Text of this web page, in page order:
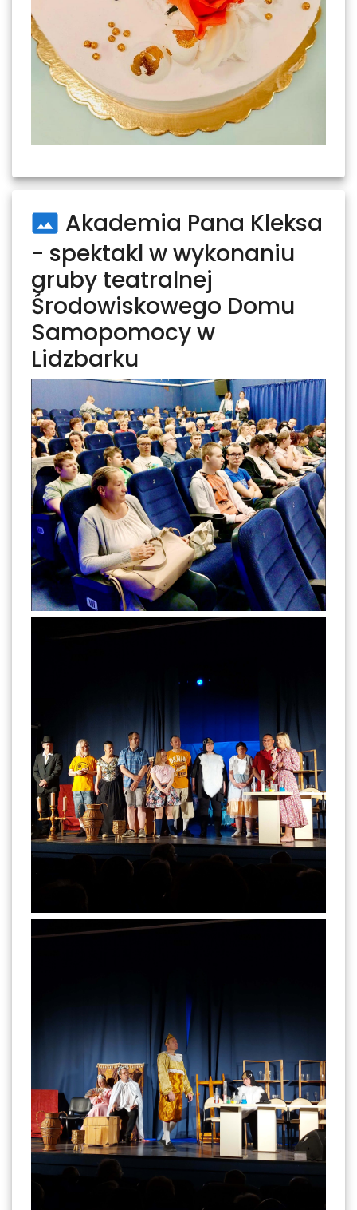
Akademia Pana Kleksa
- spektakl w wykonaniu
gruby teatralnej
Środowiskowego Domu
Samopomocy w
Lidzbarku